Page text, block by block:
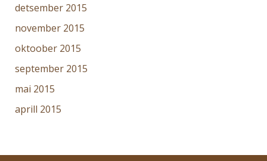
detsember 2015
november 2015
oktoober 2015
september 2015
mai 2015
aprill 2015